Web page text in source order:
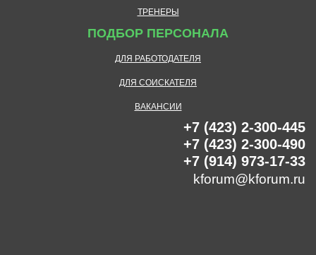
ТРЕНЕРЫ
ПОДБОР ПЕРСОНАЛА
ДЛЯ РАБОТОДАТЕЛЯ
ДЛЯ СОИСКАТЕЛЯ
ВАКАНСИИ
+7 (423) 2-300-445
+7 (423) 2-300-490
+7 (914) 973-17-33
kforum@kforum.ru